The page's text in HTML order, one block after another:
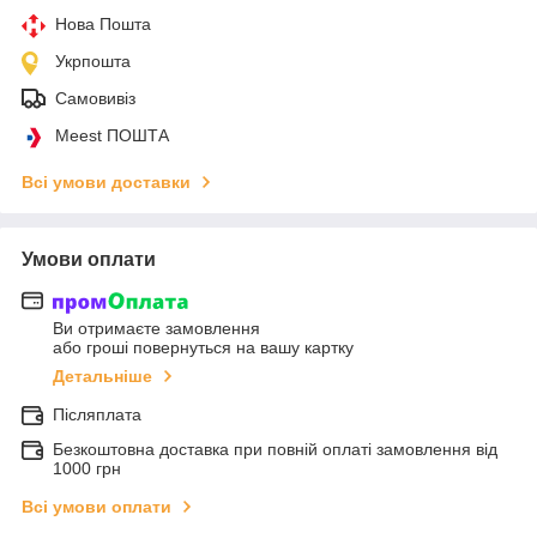
Нова Пошта
Укрпошта
Самовивіз
Meest ПОШТА
Всі умови доставки
Умови оплати
Ви отримаєте замовлення
або гроші повернуться на вашу картку
Детальніше
Післяплата
Безкоштовна доставка при повній оплаті замовлення від
1000 грн
Всі умови оплати